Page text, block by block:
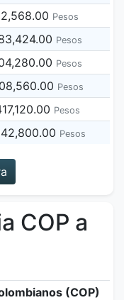
Pesos
Pesos
Pesos
Pesos
Pesos
Pesos
COP a
(COP)